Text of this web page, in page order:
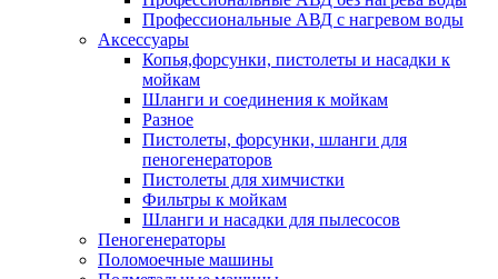
Профессиональные АВД с нагревом воды
Аксессуары
Копья,форсунки, пистолеты и насадки к
мойкам
Шланги и соединения к мойкам
Разное
Пистолеты, форсунки, шланги для
пеногенераторов
Пистолеты для химчистки
Фильтры к мойкам
Шланги и насадки для пылесосов
Пеногенераторы
Поломоечные машины